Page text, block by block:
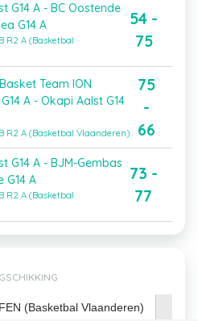
G14 A - BC Oostende
G14 A
R2 A (Basketbal
54 -
75
Team ION
A - Okapi Aalst G14
R2 A (Basketbal Vlaanderen)
75
-
66
G14 A - BJM-Gembas
G14 A
R2 A (Basketbal
73 -
77
(Basketbal Vlaanderen)